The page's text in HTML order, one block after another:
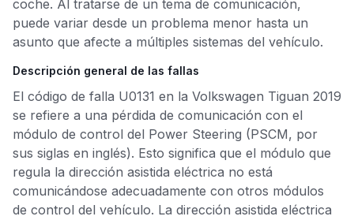
coche. Al tratarse de un tema de comunicación,
puede variar desde un problema menor hasta un
asunto que afecte a múltiples sistemas del vehículo.
Descripción general de las fallas
El código de falla U0131 en la Volkswagen Tiguan 2019
se refiere a una pérdida de comunicación con el
módulo de control del Power Steering (PSCM, por
sus siglas en inglés). Esto significa que el módulo que
regula la dirección asistida eléctrica no está
comunicándose adecuadamente con otros módulos
de control del vehículo. La dirección asistida eléctrica